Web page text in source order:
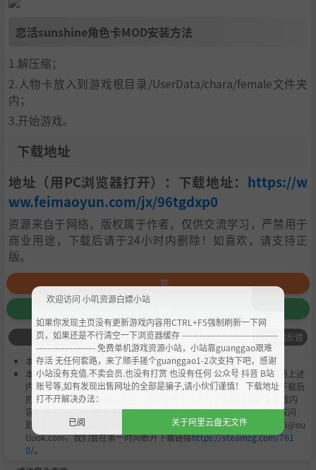
恋活sunshine角色卡MOD安装方法
1.解压缩；
2.人物卡放入到游戏根目录/UserData/chara/female文件夹
内；
3.开始游戏。
下载地址
地址（用PC浏览器打开）：下载地址： https://w
ww.feimaoyun.com/jx/96tgdxp0
资源来自于网络，版权属于作者，仅供交流学习，严禁用于
商业用途，下载后请于24小时内删除！如喜欢，请支持正
版。
赞
问题反馈
本作品是由小叽资源 会员Chobits's 搬运作品.
本站提供的资源转载自国内外各大媒体和网络，仅供试玩体验；不得将上述
内容用于商业或者非法用途，否则，一切后果请用户自负。您必须在下载后
的24个小时之内，从您的电脑中彻底删除上述内容。如果您喜欢该游戏内
容，请支持正版，购买注册，得到更好的正版服务。我们非常重视版权问
题，如有侵权请邮件与我们联系处理。敬请谅解！E-mail：acgbns666@ou
tlook.com，我们会在第一时间断开下载链接https://steamzg.com/761
0/。
欢迎访问 小叽资源白嫖小站
如果你发现主页没有更新游戏内容用CTRL+F5强制刷新一下网
页，如果还是不行清空一下浏览器缓存 ----------------------------------
--------------------- 免费单机游戏资源小站，小站靠guanggao艰难
存活 无任何套路，来了顺手搓个guanggao1-2次支持下吧，感谢
小站没有充值.不卖会员.也没有打赏 也没有任何 公众号 抖音 B站
账号等,如有发现出售网址的全部是骗子,请小伙们谨慎！ 下载地址
打不开解决办法：
已阅
关于阿里云盘无文件